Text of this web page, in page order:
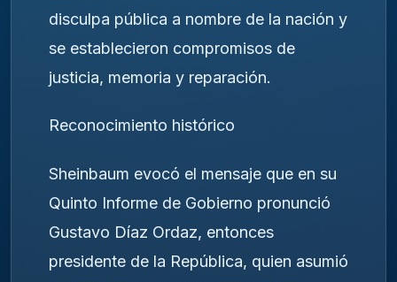
disculpa pública a nombre de la nación y
se establecieron compromisos de
justicia, memoria y reparación.
Reconocimiento histórico
Sheinbaum evocó el mensaje que en su
Quinto Informe de Gobierno pronunció
Gustavo Díaz Ordaz, entonces
presidente de la República, quien asumió